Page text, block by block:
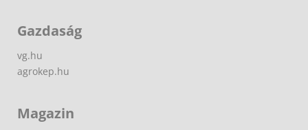
Gazdaság
vg.hu
agrokep.hu
Magazin